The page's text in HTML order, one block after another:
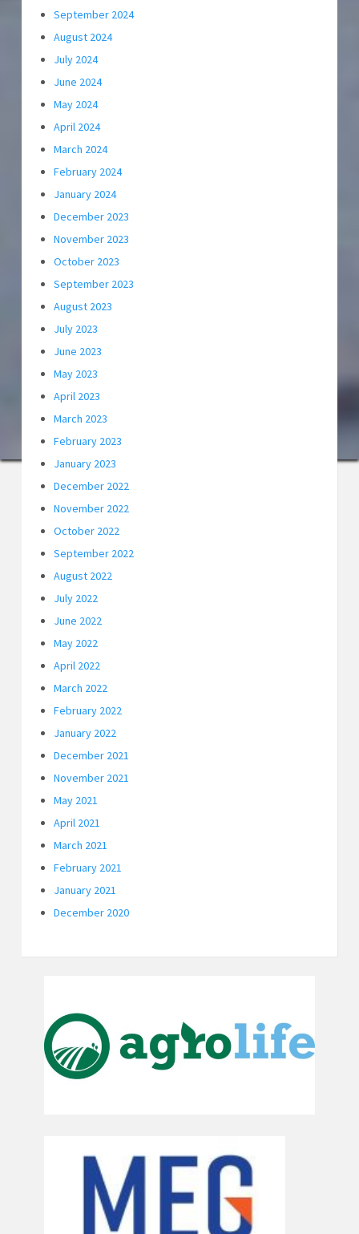
September 2024
August 2024
July 2024
June 2024
May 2024
April 2024
March 2024
February 2024
January 2024
December 2023
November 2023
October 2023
September 2023
August 2023
July 2023
June 2023
May 2023
April 2023
March 2023
February 2023
January 2023
December 2022
November 2022
October 2022
September 2022
August 2022
July 2022
June 2022
May 2022
April 2022
March 2022
February 2022
January 2022
December 2021
November 2021
May 2021
April 2021
March 2021
February 2021
January 2021
December 2020